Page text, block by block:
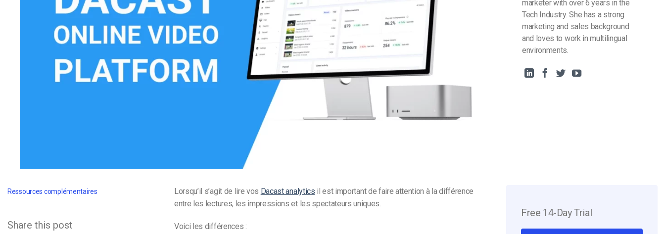
CMS vidéo
Confidentialité et sécurité
Monétisation vidéo
Marketing vidéo
d’apprentissage en ligne
marketer with over 6 years in the
Tech Industry. She has a strong
marketing and sales background
and loves to work in multilingual
environments.
Ressources complémentaires
Share this post
Lorsqu’il s’agit de lire vos Dacast analytics il est important de faire attention à la différence
entre les lectures, les impressions et les spectateurs uniques.
Voici les différences :
Free 14-Day Trial